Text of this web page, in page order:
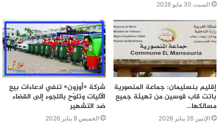
السبت 30 مايو 2026
إقليم بنسليمان: جماعة المنصورية
باتت قاب قوسين من تهيئة جميع
مسالكها…
الإثنين 26 يناير 2026
شركة «أوزون» تنفي ادعاءات بيع
الآليات وتلوّح باللجوء إلى القضاء
ضد التشهير
الخميس 8 يناير 2026